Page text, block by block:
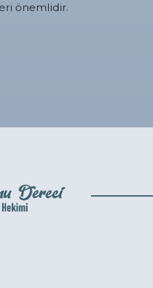
önemlidir.